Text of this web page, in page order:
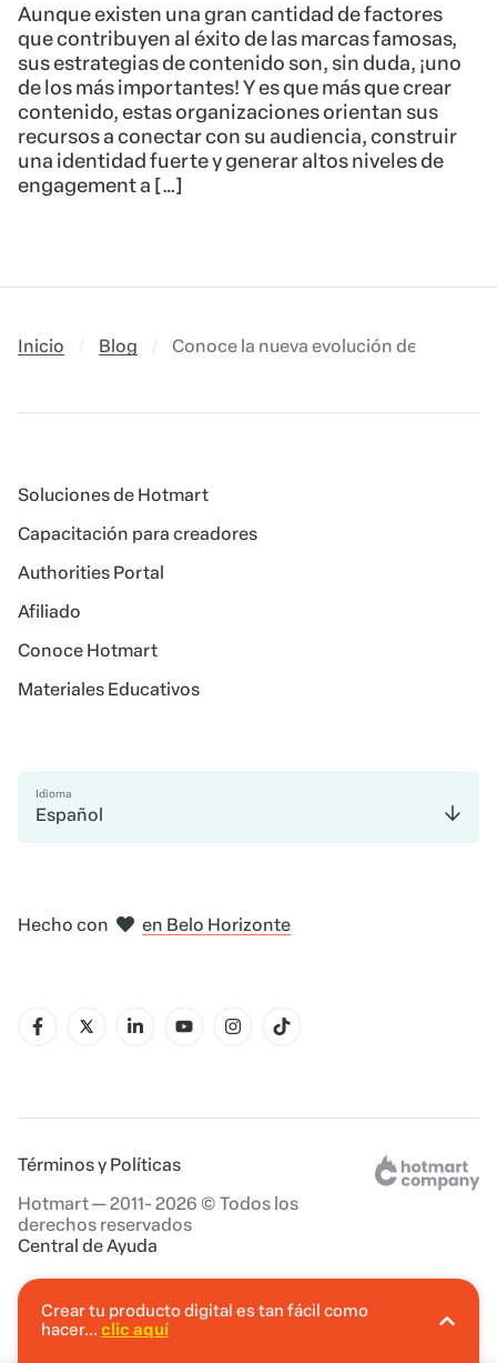
Aunque existen una gran cantidad de factores
que contribuyen al éxito de las marcas famosas,
sus estrategias de contenido son, sin duda, ¡uno
de los más importantes! Y es que más que crear
contenido, estas organizaciones orientan sus
recursos a conectar con su audiencia, construir
una identidad fuerte y generar altos niveles de
engagement a […]
Inicio Blog Conoce la nueva evolución del
Soluciones de Hotmart
Capacitación para creadores
Authorities Portal
Afiliado
Conoce Hotmart
Materiales Educativos
Idioma
Español
Hecho con en Belo Horizonte
Términos y Políticas
Hotmart — 2011- 2026 © Todos los
derechos reservados
Central de Ayuda
En Hotmart puedes crear tu producto digital
Crear tu producto digital es tan fácil como
hacer... clic aquí